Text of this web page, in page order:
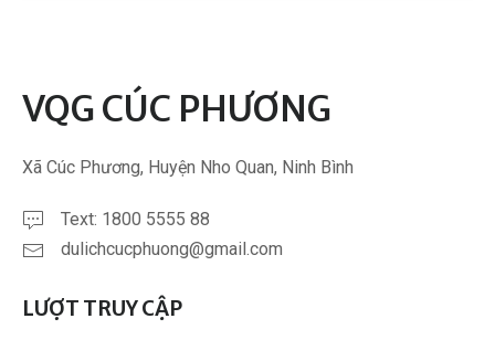
VQG CÚC PHƯƠNG
Xã Cúc Phương, Huyện Nho Quan, Ninh Bình
Text: 1800 5555 88
dulichcucphuong@gmail.com
LƯỢT TRUY CẬP